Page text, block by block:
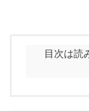
目次は読